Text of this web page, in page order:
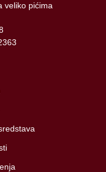
veliko pićima